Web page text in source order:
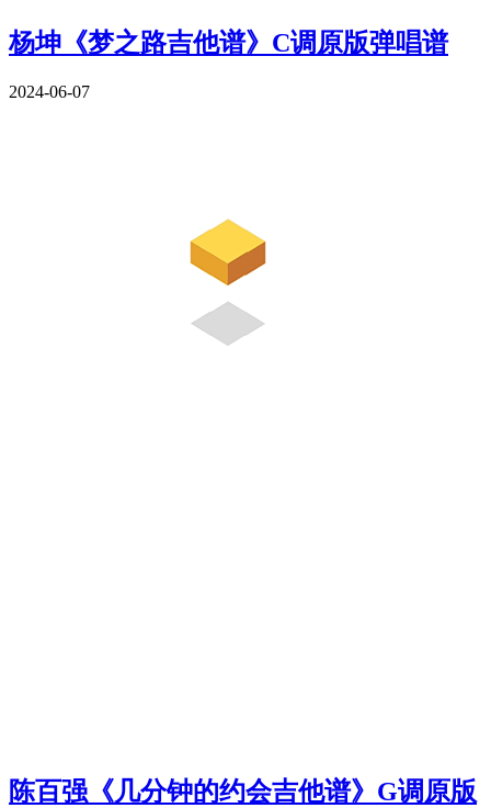
杨坤《梦之路吉他谱》C调原版弹唱谱
2024-06-07
陈百强《几分钟的约会吉他谱》G调原版